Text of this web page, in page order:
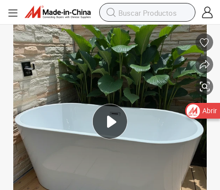
de hotel
Bañera ovalada de acrílico moderna y de lujo independiente para
Abrir